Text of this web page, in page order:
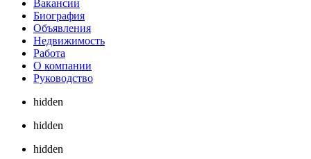
Вакансии
Биография
Объявления
Недвижимость
Работа
О компании
Руководство
hidden
hidden
hidden